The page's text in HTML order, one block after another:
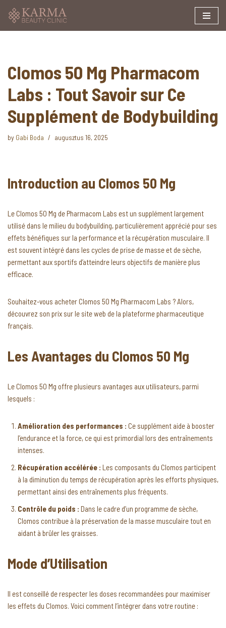
Clomos 50 Mg Pharmacom
Labs : Tout Savoir sur Ce
Supplément de Bodybuilding
by Gabi Boda augusztus 16, 2025
Introduction au Clomos 50 Mg
Le Clomos 50 Mg de Pharmacom Labs est un supplément largement
utilisé dans le milieu du bodybuilding, particulièrement apprécié pour ses
effets bénéfiques sur la performance et la récupération musculaire. Il
est souvent intégré dans les cycles de prise de masse et de sèche,
permettant aux sportifs d’atteindre leurs objectifs de manière plus
efficace.
Souhaitez-vous acheter Clomos 50 Mg Pharmacom Labs ? Alors,
découvrez son prix sur le site web de la plateforme pharmaceutique
français.
Les Avantages du Clomos 50 Mg
Le Clomos 50 Mg offre plusieurs avantages aux utilisateurs, parmi
lesquels :
Amélioration des performances : Ce supplément aide à booster
l’endurance et la force, ce qui est primordial lors des entraînements
intenses.
Récupération accélérée : Les composants du Clomos participent
à la diminution du temps de récupération après les efforts physiques,
permettant ainsi des entraînements plus fréquents.
Contrôle du poids : Dans le cadre d’un programme de sèche,
Clomos contribue à la préservation de la masse musculaire tout en
aidant à brûler les graisses.
Mode d’Utilisation
Il est conseillé de respecter les doses recommandées pour maximiser
les effets du Clomos. Voici comment l’intégrer dans votre routine :